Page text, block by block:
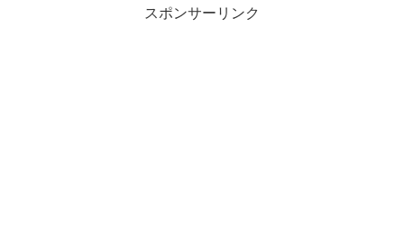
スポンサーリンク